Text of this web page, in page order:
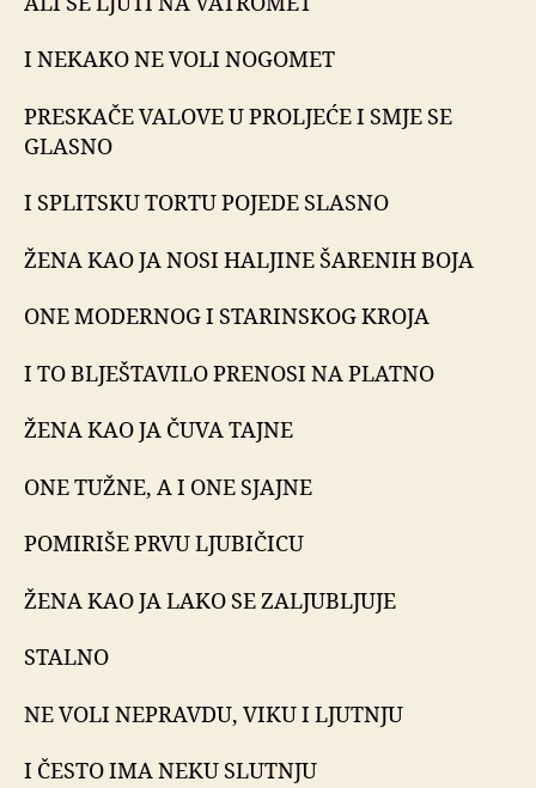
I NEKAKO NE VOLI NOGOMET
PRESKAČE VALOVE U PROLJEĆE I SMJE SE
GLASNO
I SPLITSKU TORTU POJEDE SLASNO
ŽENA KAO JA NOSI HALJINE ŠARENIH BOJA
ONE MODERNOG I STARINSKOG KROJA
I TO BLJEŠTAVILO PRENOSI NA PLATNO
ŽENA KAO JA ČUVA TAJNE
ONE TUŽNE, A I ONE SJAJNE
POMIRIŠE PRVU LJUBIČICU
ŽENA KAO JA LAKO SE ZALJUBLJUJE
STALNO
NE VOLI NEPRAVDU, VIKU I LJUTNJU
I ČESTO IMA NEKU SLUTNJU